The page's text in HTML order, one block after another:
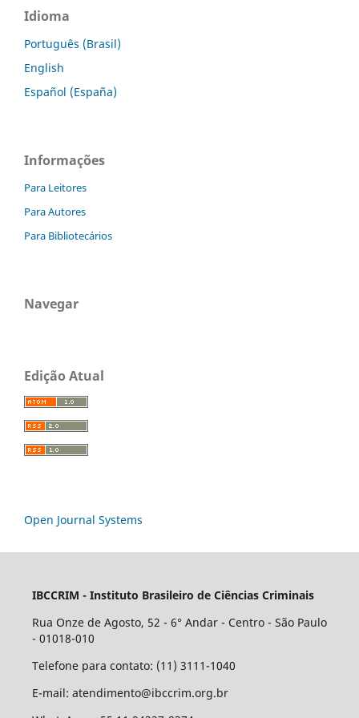
Idioma
Português (Brasil)
English
Español (España)
Informações
Para Leitores
Para Autores
Para Bibliotecários
Navegar
Edição Atual
Open Journal Systems
IBCCRIM - Instituto Brasileiro de Ciências Criminais
Rua Onze de Agosto, 52 - 6° Andar - Centro - São Paulo
- 01018-010
Telefone para contato: (11) 3111-1040
E-mail: atendimento@ibccrim.org.br